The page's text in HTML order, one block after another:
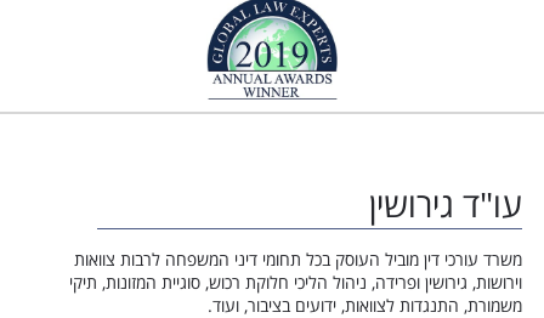
עו"ד גירושין
משרד עורכי דין מוביל העוסק בכל תחומי דיני המשפחה לרבות צוואות
וירושות, גירושין ופרידה, ניהול הליכי חלוקת רכוש, סוגיית המזונות, תיקי
משמורת, התנגדות לצוואות, ידועים בציבור, ועוד.